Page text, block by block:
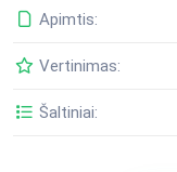
Apimtis:
Vertinimas:
Šaltiniai: